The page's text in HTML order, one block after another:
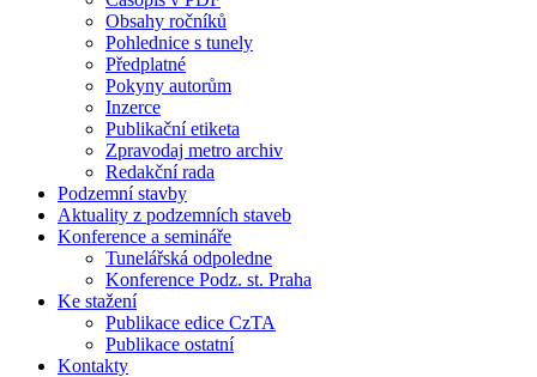
Obsahy ročníků
Pohlednice s tunely
Předplatné
Pokyny autorům
Inzerce
Publikační etiketa
Zpravodaj metro archiv
Redakční rada
Podzemní stavby
Aktuality z podzemních staveb
Konference a semináře
Tunelářská odpoledne
Konference Podz. st. Praha
Ke stažení
Publikace edice CzTA
Publikace ostatní
Kontakty